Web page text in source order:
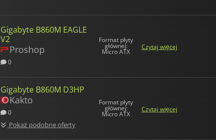
Gigabyte B860M EAGLE
V2
Proshop
0
Format płyty
głównej:
Micro ATX
Czytaj więcej
Gigabyte B860M D3HP
Kakto
0
Pokaż podobne oferty
Format płyty
głównej:
Micro ATX
Czytaj więcej